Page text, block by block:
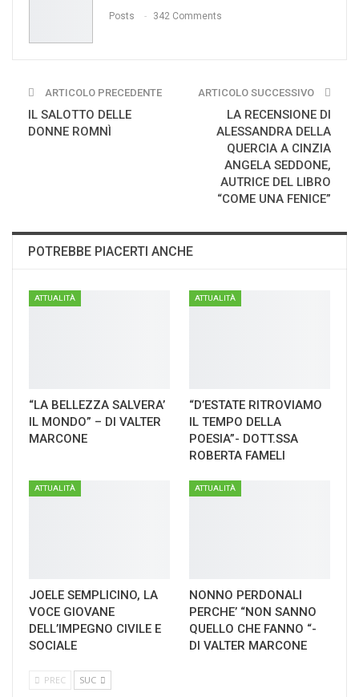
Posts 342 Comments
ARTICOLO PRECEDENTE
IL SALOTTO DELLE
DONNE ROMNÌ
ARTICOLO SUCCESSIVO
LA RECENSIONE DI
ALESSANDRA DELLA
QUERCIA A CINZIA
ANGELA SEDDONE,
AUTRICE DEL LIBRO
“COME UNA FENICE”
POTREBBE PIACERTI ANCHE
ATTUALITÀ
“LA BELLEZZA SALVERA’
IL MONDO” – DI VALTER
MARCONE
ATTUALITÀ
“D’ESTATE RITROVIAMO
IL TEMPO DELLA
POESIA”- DOTT.SSA
ROBERTA FAMELI
ATTUALITÀ
JOELE SEMPLICINO, LA
VOCE GIOVANE
DELL’IMPEGNO CIVILE E
SOCIALE
ATTUALITÀ
NONNO PERDONALI
PERCHE’ “NON SANNO
QUELLO CHE FANNO “-
DI VALTER MARCONE
PREC SUC